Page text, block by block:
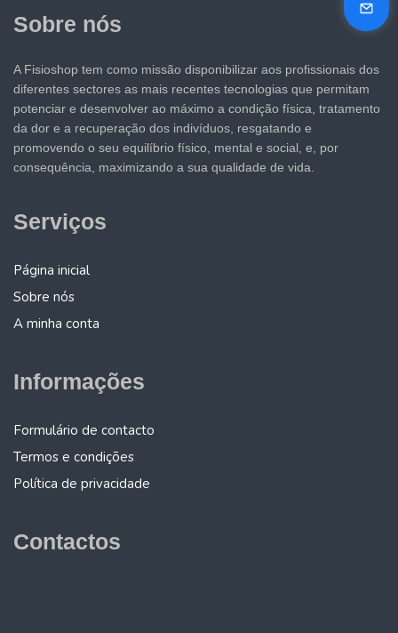
Sobre nós
A Fisioshop tem como missão disponibilizar aos profissionais dos
diferentes sectores as mais recentes tecnologias que permitam
potenciar e desenvolver ao máximo a condição física, tratamento
da dor e a recuperação dos indivíduos, resgatando e
promovendo o seu equilíbrio físico, mental e social, e, por
consequência, maximizando a sua qualidade de vida.
Serviços
Página inicial
Sobre nós
A minha conta
Informações
Formulário de contacto
Termos e condições
Política de privacidade
Contactos